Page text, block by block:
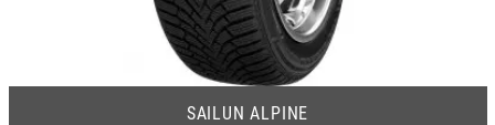
SAILUN ALPINE